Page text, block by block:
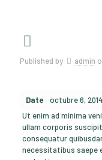
Published by admin
Date
octubre 6, 2014
Ut enim ad minima
ullam corporis
consequatur
necessitatibus saepe